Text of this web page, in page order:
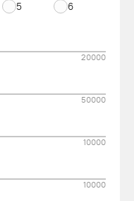
5 6
20000
50000
10000
10000